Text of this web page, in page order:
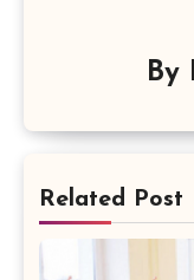
By
Related Post